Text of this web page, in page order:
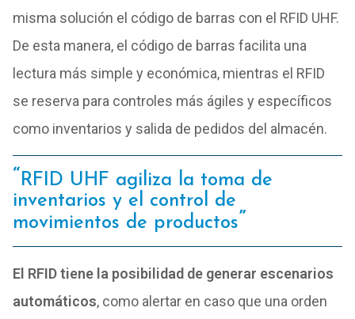
misma solución el código de barras con el RFID UHF.
De esta manera, el código de barras facilita una
lectura más simple y económica, mientras el RFID
se reserva para controles más ágiles y específicos
como inventarios y salida de pedidos del almacén.
RFID UHF agiliza la toma de
inventarios y el control de
movimientos de productos
El RFID tiene la posibilidad de generar escenarios
automáticos, como alertar en caso que una orden